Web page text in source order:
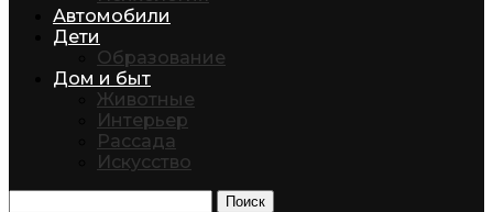
Автомобили
Дети
Образование
Дом и быт
Животные
Интерьер
Рассада
Искусство
Поиск